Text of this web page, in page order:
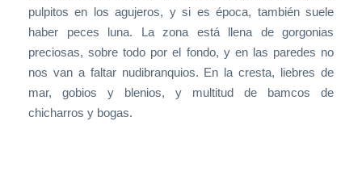
pulpitos en los agujeros, y si es época, también suele
haber peces luna. La zona está llena de gorgonias
preciosas, sobre todo por el fondo, y en las paredes no
nos van a faltar nudibranquios. En la cresta, liebres de
mar, gobios y blenios, y multitud de bamcos de
chicharros y bogas.